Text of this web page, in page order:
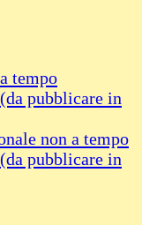
tempo
pubblicare in
non a tempo
pubblicare in